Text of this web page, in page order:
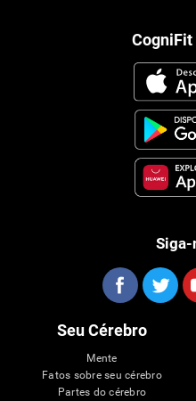
Siga-
Seu Cérebro
Mente
Fatos sobre seu cérebro
Partes do cérebro